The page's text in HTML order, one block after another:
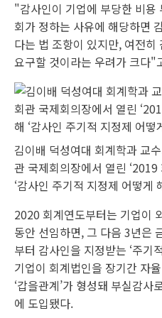
"감사인이 기업에 부당한 비용
회가 정하는 사유에 해당하면
다는 법 조항이 있지만, 여전
요구할 것이라는 우려가 크다"
김이배 덕성여대 회계학과 교
관 국제회의장에서 열린
‘감사인 주기적 지정제 어떻게
2020 회계연도부터는 기업이
동안 선임하면, 그 다음 3년은
부터 감사인을 지정받는 ‘주기
기업이 회계법인을 장기간 자
‘갑을관계’가 형성돼 부실감
에 도입됐다.